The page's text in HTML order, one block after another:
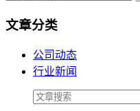
文章分类
公司动态
行业新闻